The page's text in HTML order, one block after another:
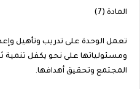
المادة (7)
تعمل الوحدة على تدريب وتأهيل
ومسئولياتها على نحو يكفل تنمية
المجتمع وتحقيق أهدافها.